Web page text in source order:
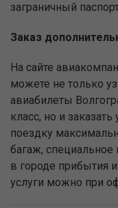
заграничный
Заказ
На сайте
можете не только
авиабилеты
класс, но и
поездку
багаж, специальное
в городе прибытия
услуги можно при